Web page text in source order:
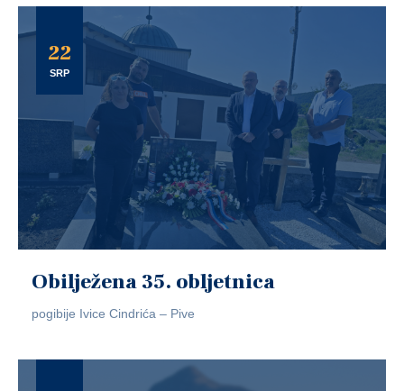
22
SRP
Obilježena 35. obljetnica
pogibije Ivice Cindrića – Pive